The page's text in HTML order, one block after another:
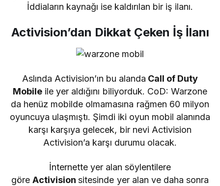
İddiaların kaynağı ise kaldırılan bir iş ilanı.
Activision’dan Dikkat Çeken İş İlanı
Aslında Activision’ın bu alanda Call of Duty
Mobile ile yer aldığını biliyorduk. CoD: Warzone
da henüz mobilde olmamasına rağmen 60 milyon
oyuncuya ulaşmıştı. Şimdi iki oyun mobil alanında
karşı karşıya gelecek, bir nevi Activision
Activision’a karşı durumu olacak.
İnternette yer alan söylentilere
göreActivisionsitesinde yer alan ve daha sonra